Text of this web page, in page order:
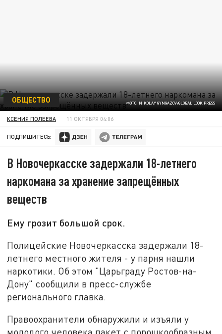
ФОТО: NIKOLAY GYNGAZOV/GLOBAL LOOK PRESS
ОБЩЕСТВО
КСЕНИЯ ПОЛЕЕВА 11 ОКТЯБРЯ 04:06
ПОДПИШИТЕСЬ:
В Новочеркасске задержали 18-летнего
наркомана за хранение запрещённых
веществ
Ему грозит большой срок.
Полицейские Новочеркасска задержали 18-
летнего местного жителя - у парня нашли
наркотики. Об этом "Царьграду Ростов-на-
Дону" сообщили в пресс-службе
регионального главка.
Правоохранители обнаружили и изъяли у